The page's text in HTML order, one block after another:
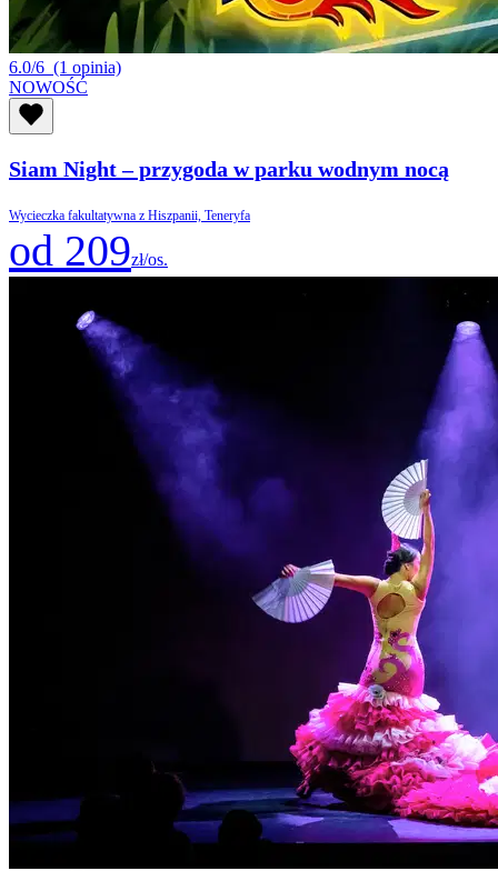
6.0/6 (1 opinia)
NOWOŚĆ
Siam Night – przygoda w parku wodnym nocą
Wycieczka fakultatywna z Hiszpanii, Teneryfa
od 209zł/os.